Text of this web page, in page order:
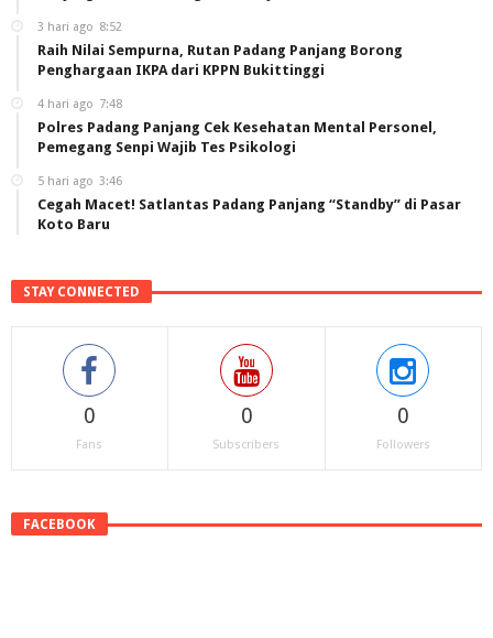
3 hari ago 8:52
Raih Nilai Sempurna, Rutan Padang Panjang Borong
Penghargaan IKPA dari KPPN Bukittinggi
4 hari ago 7:48
Polres Padang Panjang Cek Kesehatan Mental Personel,
Pemegang Senpi Wajib Tes Psikologi
5 hari ago 3:46
Cegah Macet! Satlantas Padang Panjang “Standby” di Pasar
Koto Baru
STAY CONNECTED
0
Fans
0
Subscribers
0
Followers
FACEBOOK